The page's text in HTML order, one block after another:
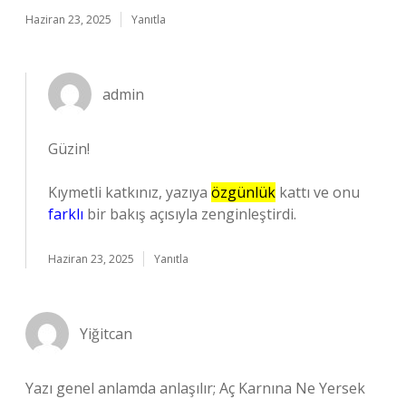
Haziran 23, 2025 Yanıtla
admin
Güzin!
Kıymetli katkınız, yazıya özgünlük kattı ve onu
farklı bir bakış açısıyla zenginleştirdi.
Haziran 23, 2025 Yanıtla
Yiğitcan
Yazı genel anlamda anlaşılır; Aç Karnına Ne Yersek